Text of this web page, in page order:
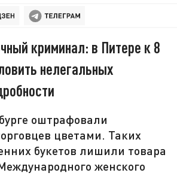
криминал: в Питере к 8
нелегальных
оштрафовали
цветами. Таких
букетов лишили товара
женского